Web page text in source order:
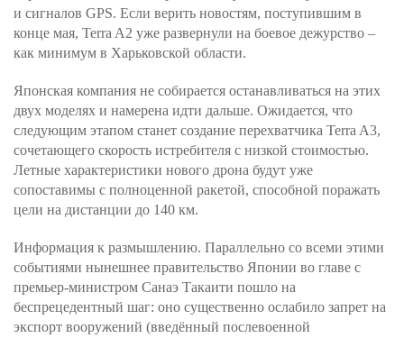
и сигналов GPS. Если верить новостям, поступившим в
конце мая, Terra A2 уже развернули на боевое дежурство –
как минимум в Харьковской области.
Японская компания не собирается останавливаться на этих
двух моделях и намерена идти дальше. Ожидается, что
следующим этапом станет создание перехватчика Terra A3,
сочетающего скорость истребителя с низкой стоимостью.
Летные характеристики нового дрона будут уже
сопоставимы с полноценной ракетой, способной поражать
цели на дистанции до 140 км.
Информация к размышлению. Параллельно со всеми этими
событиями нынешнее правительство Японии во главе с
премьер-министром Санаэ Такаити пошло на
беспрецедентный шаг: оно существенно ослабило запрет на
экспорт вооружений (введённый послевоенной